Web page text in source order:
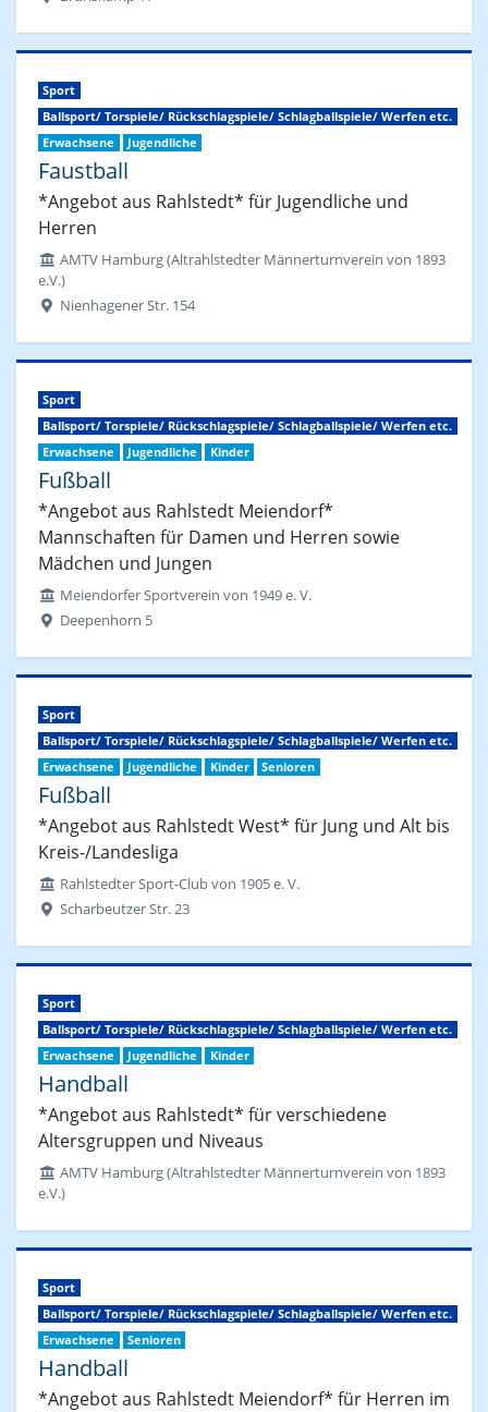
Sport
Ballsport/ Torspiele/ Rückschlagspiele/ Schlagballspiele/ Werfen etc.
Erwachsene
Jugendliche
Faustball
*Angebot aus Rahlstedt* für Jugendliche und
Herren
AMTV Hamburg (Altrahlstedter Männerturnverein von 1893
e.V.)
Nienhagener Str. 154
Sport
Ballsport/ Torspiele/ Rückschlagspiele/ Schlagballspiele/ Werfen etc.
Erwachsene
Jugendliche Kinder
Fußball
*Angebot aus Rahlstedt Meiendorf*
Mannschaften für Damen und Herren sowie
Mädchen und Jungen
Meiendorfer Sportverein von 1949 e. V.
Deepenhorn 5
Sport
Ballsport/ Torspiele/ Rückschlagspiele/ Schlagballspiele/ Werfen etc.
Erwachsene
Jugendliche Kinder Senioren
Fußball
*Angebot aus Rahlstedt West* für Jung und Alt bis
Kreis-/Landesliga
Rahlstedter Sport-Club von 1905 e. V.
Scharbeutzer Str. 23
Sport
Ballsport/ Torspiele/ Rückschlagspiele/ Schlagballspiele/ Werfen etc.
Erwachsene
Jugendliche Kinder
Handball
*Angebot aus Rahlstedt* für verschiedene
Altersgruppen und Niveaus
AMTV Hamburg (Altrahlstedter Männerturnverein von 1893
e.V.)
Sport
Ballsport/ Torspiele/ Rückschlagspiele/ Schlagballspiele/ Werfen etc.
Erwachsene
Senioren
Handball
*Angebot aus Rahlstedt Meiendorf* für Herren im